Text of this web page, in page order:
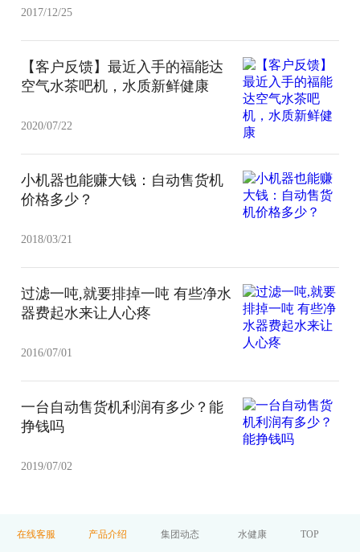
2017/12/25
【客户反馈】最近入手的福能达
空气水茶吧机，水质新鲜健康
2020/07/22
小机器也能赚大钱：自动售货机
价格多少？
2018/03/21
过滤一吨,就要排掉一吨 有些净水
器费起水来让人心疼
2016/07/01
一台自动售货机利润有多少？能
挣钱吗
2019/07/02
在线客服 产品介绍 集团动态 水健康 TOP